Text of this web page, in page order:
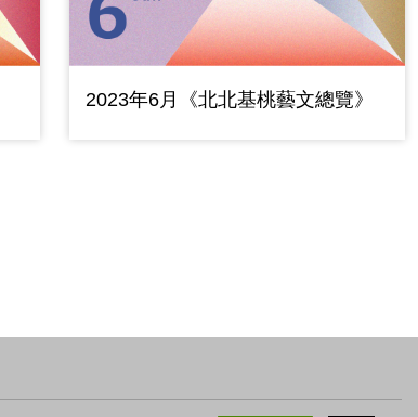
2023年6月《北北基桃藝文總覽》